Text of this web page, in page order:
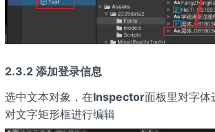
2.3.2 添加登录信息
选中文本对象，在Inspector面板里对字体
对文字矩形框进行编辑